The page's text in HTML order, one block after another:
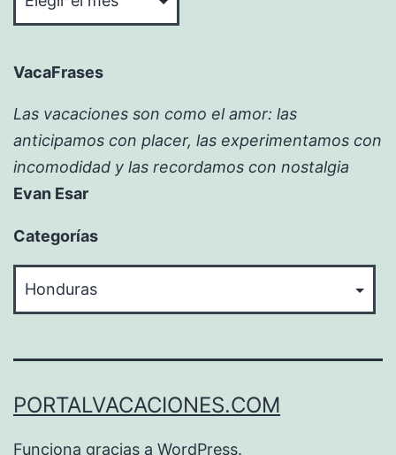
VacaFrases
Las vacaciones son como el amor: las
anticipamos con placer, las experimentamos con
incomodidad y las recordamos con nostalgia
Evan Esar
Categorías
PORTALVACACIONES.COM
Funciona gracias a WordPress.